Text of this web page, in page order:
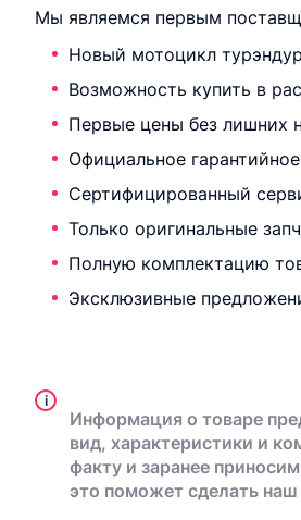
Мы являемся первым
Новый мотоцикл
Возможность купить в
Первые цены без лишних
Официальное
Сертифицированный
Только оригинальные
Полную комплектацию
Эксклюзивные
i
Информация о товаре
вид, характеристики и
факту и заранее
это поможет сделать наш